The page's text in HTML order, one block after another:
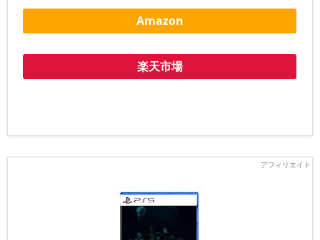
Amazon
楽天市場